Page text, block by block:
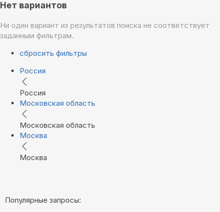
Нет вариантов
Ни один вариант из результатов поиска не соответствует
заданным фильтрам.
сбросить фильтры
Россия
Россия
Московская область
Московская область
Москва
Москва
Популярные запросы: